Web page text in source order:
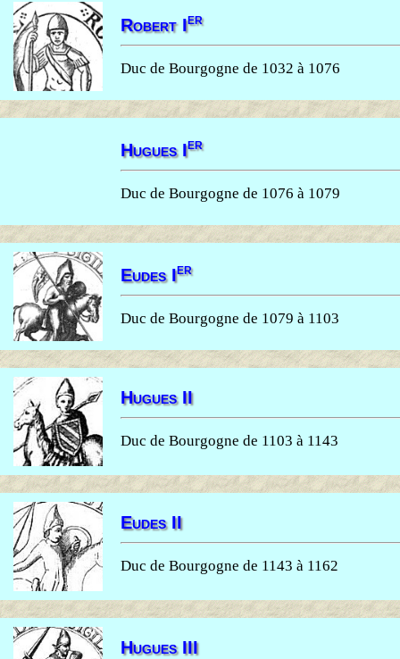
Robert Ier
Duc de Bourgogne de 1032 à 1076
Hugues Ier
Duc de Bourgogne de 1076 à 1079
Eudes Ier
Duc de Bourgogne de 1079 à 1103
Hugues II
Duc de Bourgogne de 1103 à 1143
Eudes II
Duc de Bourgogne de 1143 à 1162
Hugues III